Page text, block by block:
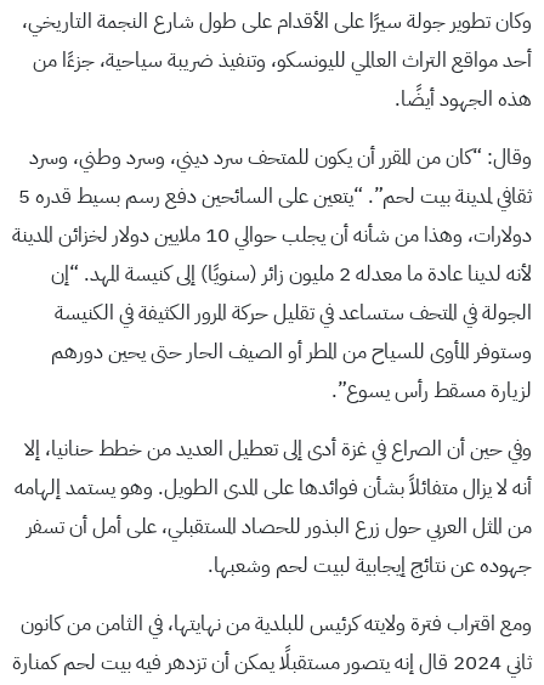
وكان تطوير جولة سيرًا على الأقدام على طول شارع النجمة التاريخي،
أحد مواقع التراث العالمي لليونسكو، وتنفيذ ضريبة سياحية، جزءًا من
هذه الجهود أيضًا.
وقال: “كان من المقرر أن يكون للمتحف سرد ديني، وسرد وطني، وسرد
ثقافي لمدينة بيت لحم”. “يتعين على السائحين دفع رسم بسيط قدره 5
دولارات، وهذا من شأنه أن يجلب حوالي 10 ملايين دولار لخزائن المدينة
لأنه لدينا عادة ما معدله 2 مليون زائر (سنويًا) إلى كنيسة المهد. “إن
الجولة في المتحف ستساعد في تقليل حركة المرور الكثيفة في الكنيسة
وستوفر المأوى للسياح من المطر أو الصيف الحار حتى يحين دورهم
لزيارة مسقط رأس يسوع”.
وفي حين أن الصراع في غزة أدى إلى تعطيل العديد من خطط حنانيا، إلا
أنه لا يزال متفائلاً بشأن فوائدها على المدى الطويل. وهو يستمد إلهامه
من المثل العربي حول زرع البذور للحصاد المستقبلي، على أمل أن تسفر
جهوده عن نتائج إيجابية لبيت لحم وشعبها.
ومع اقتراب فترة ولايته كرئيس للبلدية من نهايتها، في الثامن من كانون
ثاني 2024 قال إنه يتصور مستقبلًا يمكن أن تزدهر فيه بيت لحم كمنارة